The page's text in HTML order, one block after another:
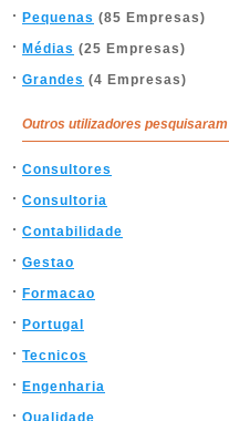
Pequenas (85 Empresas)
Médias (25 Empresas)
Grandes (4 Empresas)
Outros utilizadores pesquisaram
Consultores
Consultoria
Contabilidade
Gestao
Formacao
Portugal
Tecnicos
Engenharia
Qualidade